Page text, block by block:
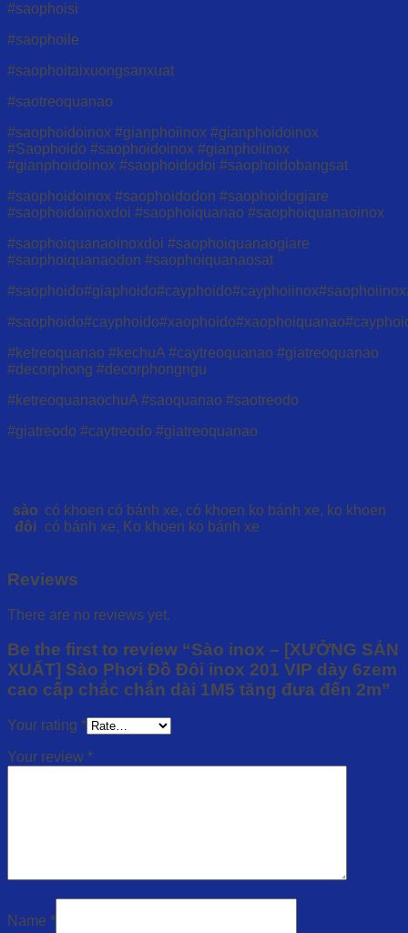
#saophoisi
#saophoile
#saophoitaixuongsanxuat
#saotreoquanao
#saophoidoinox #gianphoiinox #gianphoidoinox
#Saophoido #saophoidoinox #gianphoiinox
#gianphoidoinox #saophoidodoi #saophoidobangsat
#saophoidoinox #saophoidodon #saophoidogiare
#saophoidoinoxdoi #saophoiquanao #saophoiquanaoinox
#saophoiquanaoinoxdoi #saophoiquanaogiare
#saophoiquanaodon #saophoiquanaosat
#ketreoquanao #kechuA #caytreoquanao #giatreoquanao
#decorphong #decorphongngu
#ketreoquanaochuA #saoquanao #saotreodo
#giatreodo #caytreodo #giatreoquanao
sào
đôi
có khoen có bánh xe, có khoen ko bánh xe, ko khoen
có bánh xe, Ko khoen ko bánh xe
Reviews
There are no reviews yet.
Be the first to review “Sào inox – [XƯỞNG SẢN
XUẤT] Sào Phơi Đồ Đôi inox 201 VIP dày 6zem
cao cấp chắc chắn dài 1M5 tăng đưa đến 2m”
Your rating *
Your review *
Name *